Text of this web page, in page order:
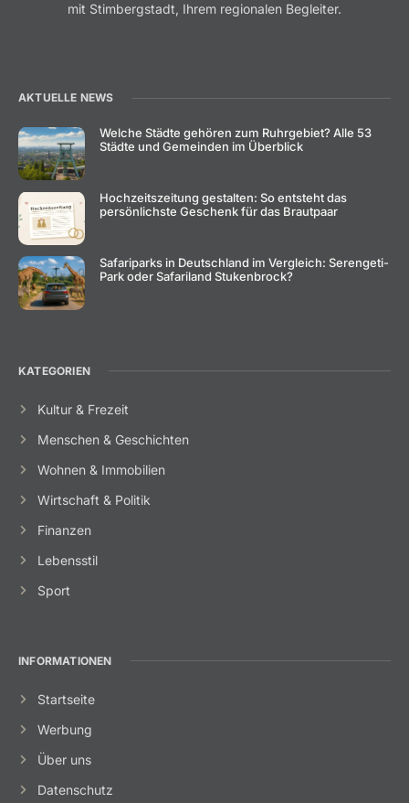
mit Stimbergstadt, Ihrem regionalen Begleiter.
AKTUELLE NEWS
Welche Städte gehören zum Ruhrgebiet? Alle 53
Städte und Gemeinden im Überblick
Hochzeitszeitung gestalten: So entsteht das
persönlichste Geschenk für das Brautpaar
Safariparks in Deutschland im Vergleich: Serengeti-
Park oder Safariland Stukenbrock?
KATEGORIEN
Kultur & Frezeit
Menschen & Geschichten
Wohnen & Immobilien
Wirtschaft & Politik
Finanzen
Lebensstil
Sport
INFORMATIONEN
Startseite
Werbung
Über uns
Datenschutz